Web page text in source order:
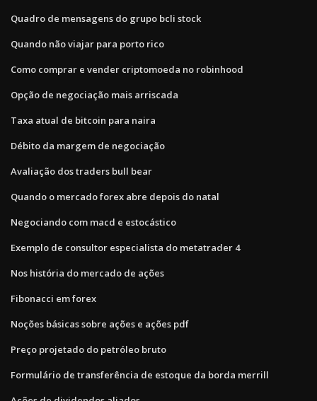
Quadro de mensagens do grupo bcli stock
Quando não viajar para porto rico
Como comprar e vender criptomoeda no robinhood
Opção de negociação mais arriscada
Taxa atual de bitcoin para naira
Débito da margem de negociação
Avaliação dos traders bull bear
Quando o mercado forex abre depois do natal
Negociando com macd e estocástico
Exemplo de consultor especialista do metatrader 4
Nos história do mercado de ações
Fibonacci em forex
Noções básicas sobre ações e ações pdf
Preço projetado do petróleo bruto
Formulário de transferência de estoque da borda merrill